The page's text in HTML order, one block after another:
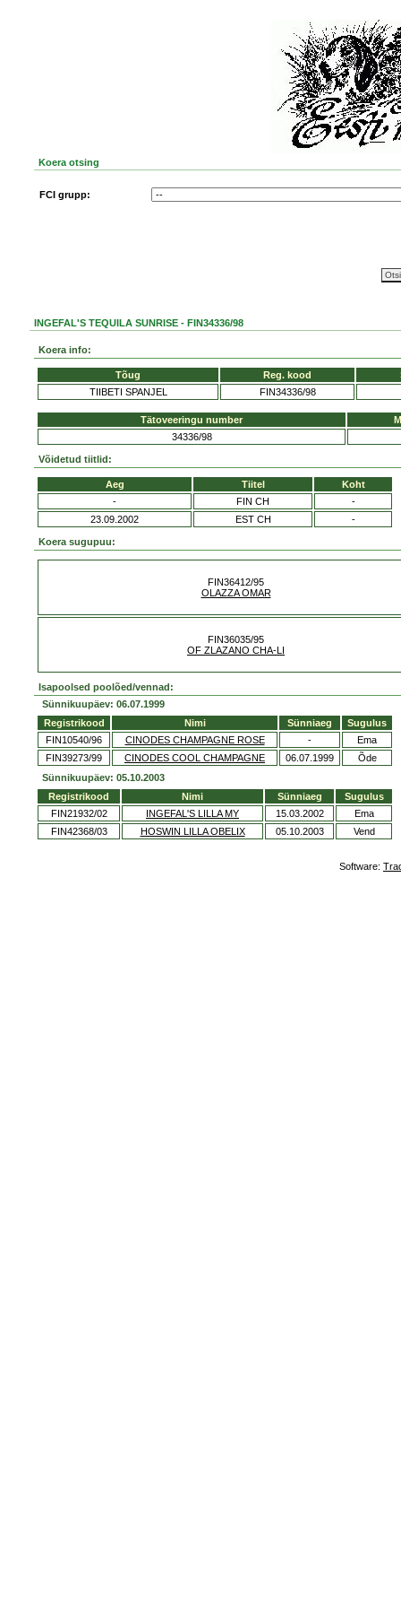
Koera otsing
FCI grupp:
INGEFAL'S TEQUILA SUNRISE - FIN34336/98
Koera info:
Tõug Reg. kood
TIIBETI SPANJEL
FIN34336/98
Tätoveeringu number
34336/98
Võidetud tiitlid:
Aeg Tiitel
Koht
-
FIN CH
-
23.09.2002
EST CH -
Koera sugupuu:
FIN36412/95
OLAZZA OMAR
FIN36035/95
OF ZLAZANO CHA-LI
Isapoolsed poolõed/vennad:
Sünnikuupäev: 06.07.1999
Registrikood
Nimi Sünniaeg
Sugulus
FIN10540/96
CINODES CHAMPAGNE ROSE -
Ema
FIN39273/99
CINODES COOL CHAMPAGNE 06.07.1999
Õde
Sünnikuupäev: 05.10.2003
Registrikood
Nimi Sünniaeg
Sugulus
FIN21932/02
INGEFAL'S LILLA MY 15.03.2002
Ema
FIN42368/03
HOSWIN LILLA OBELIX 05.10.2003 Vend
Software: